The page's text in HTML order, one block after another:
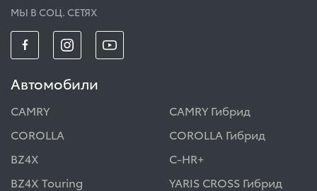
МЫ В СОЦ. СЕТЯХ
Автомобили
CAMRY
CAMRY Гибрид
COROLLA
COROLLA Гибрид
BZ4X
C-HR+
BZ4X Touring
YARIS CROSS Гибрид